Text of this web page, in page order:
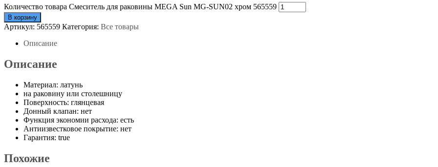
Количество товара Смеситель для раковины MEGA Sun MG-SUN02 хром 565559
В корзину
Артикул: 565559 Категория: Все товары
Описание
Описание
Материал: латунь
на раковину или столешницу
Поверхность: глянцевая
Донный клапан: нет
Функция экономии расхода: есть
Антиизвестковое покрытие: нет
Гарантия: true
Похожие